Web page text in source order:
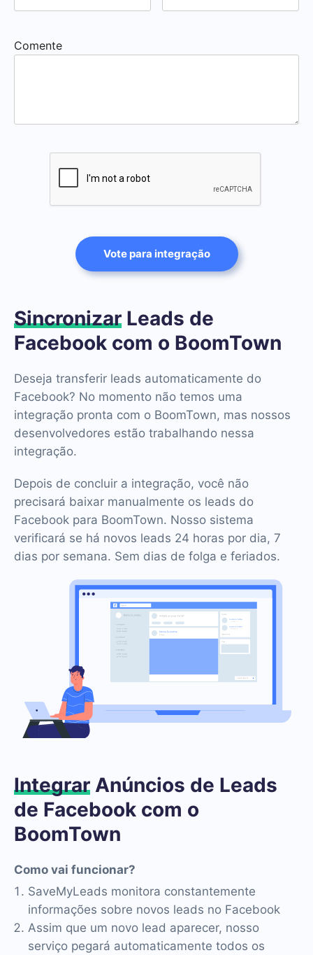
Comente
Vote para integração
Sincronizar Leads de
Facebook com o BoomTown
Deseja transferir leads automaticamente do
Facebook? No momento não temos uma
integração pronta com o BoomTown, mas nossos
desenvolvedores estão trabalhando nessa
integração.
Depois de concluir a integração, você não
precisará baixar manualmente os leads do
Facebook para BoomTown. Nosso sistema
verificará se há novos leads 24 horas por dia, 7
dias por semana. Sem dias de folga e feriados.
Integrar Anúncios de Leads
de Facebook com o
BoomTown
Como vai funcionar?
SaveMyLeads monitora constantemente
informações sobre novos leads no Facebook
Assim que um novo lead aparecer, nosso
serviço pegará automaticamente todos os